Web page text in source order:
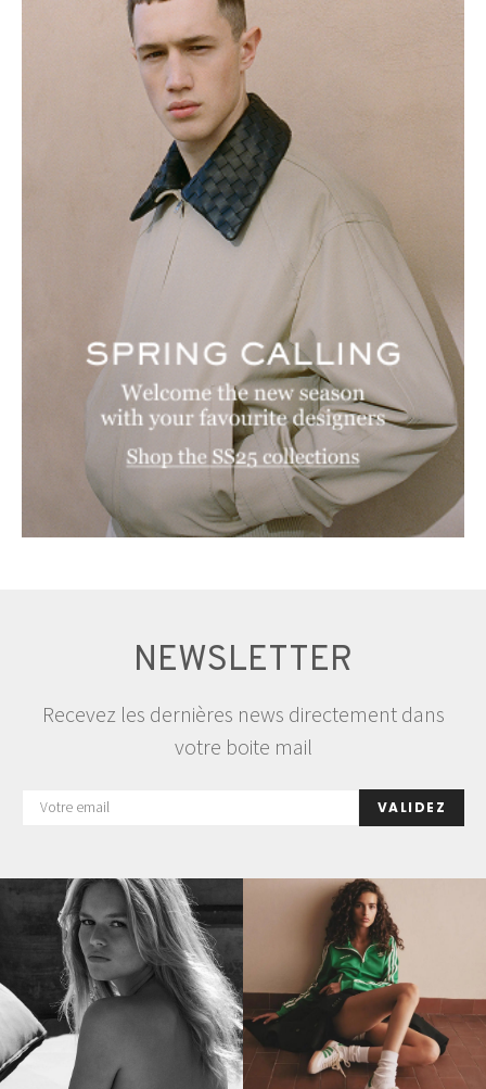
NEWSLETTER
Recevez les dernières news directement dans
votre boite mail
VALIDEZ